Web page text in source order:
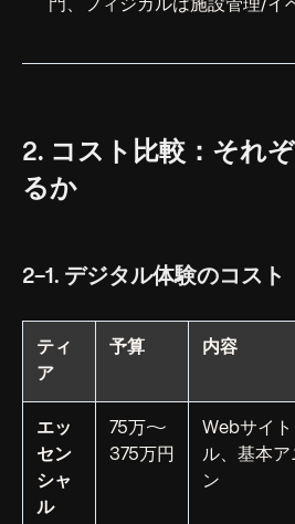
門、フィジカルは施設管理/イ
2. コスト比較：それ
るか
2-1. デジタル体験のコスト
ティ
ア
予算 内容
エッ
セン
シャ
ル
75万〜
375万円
Webサイ
ル、基本ア
ン